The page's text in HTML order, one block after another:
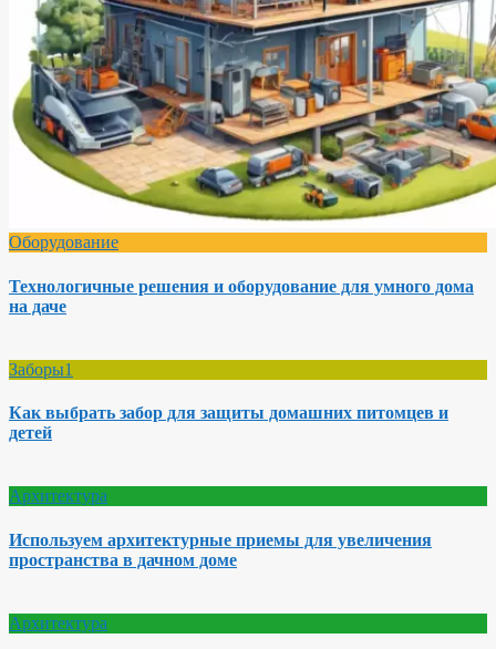
Оборудование
Технологичные решения и оборудование для умного дома
на даче
Заборы1
Как выбрать забор для защиты домашних питомцев и
детей
Архитектура
Используем архитектурные приемы для увеличения
пространства в дачном доме
Архитектура